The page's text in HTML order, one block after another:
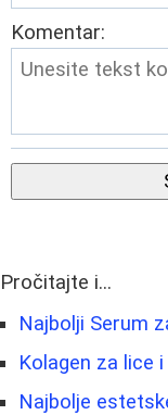
Komentar:
Pročitajte i...
Najbolji Serum
Kolagen za lice
Najbolje